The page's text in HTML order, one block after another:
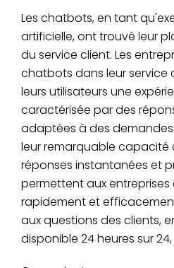
Les chatbots, en tant
artificielle, ont trouvé leur
du service client. Les
chatbots dans leur service
leurs utilisateurs une
caractérisée par des
adaptées à des
leur remarquable capacité
réponses instantanées et
permettent aux
rapidement et
aux questions des clients,
disponible 24 heures sur 24,